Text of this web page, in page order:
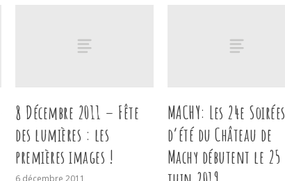
8 Décembre 2011 – Fête
des lumières : les
premières images !
6 décembre 2011
MACHY: Les 24e Soirées
d’été du Château de
Machy débutent le 25